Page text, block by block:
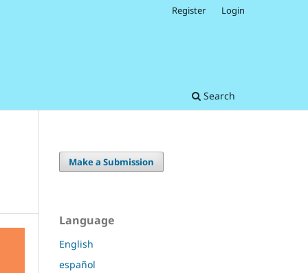
Search
Register Login
Make a Submission
Language
English
español